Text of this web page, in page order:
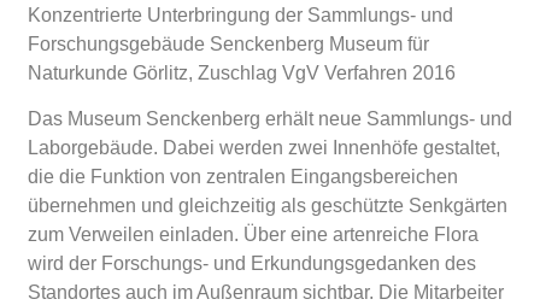
Konzentrierte Unterbringung der Sammlungs- und
Forschungsgebäude Senckenberg Museum für
Naturkunde Görlitz, Zuschlag VgV Verfahren 2016
Das Museum Senckenberg erhält neue Sammlungs- und
Laborgebäude. Dabei werden zwei Innenhöfe gestaltet,
die die Funktion von zentralen Eingangsbereichen
übernehmen und gleichzeitig als geschützte Senkgärten
zum Verweilen einladen. Über eine artenreiche Flora
wird der Forschungs- und Erkundungsgedanken des
Standortes auch im Außenraum sichtbar. Die Mitarbeiter